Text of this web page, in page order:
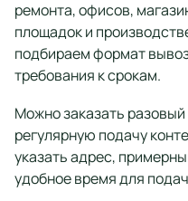
ремонта, офисов,
площадок и
подбираем формат
требования к срокам.
Можно заказать
регулярную подачу
указать адрес,
удобное время для